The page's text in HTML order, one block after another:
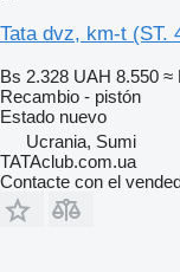
Tata dvz, km-t (ST.
Bs 2.328 UAH 8.550 ≈
Recambio - pistón
Estado nuevo
Ucrania, Sumi
TATAclub.com.ua
Contacte con el